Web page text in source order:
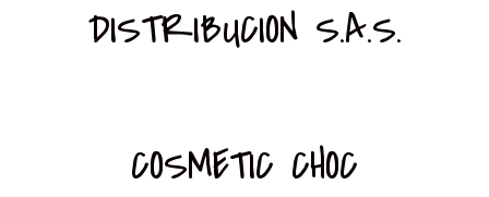
DISTRIBUCION S.A.S.
COSMETIC CHOC